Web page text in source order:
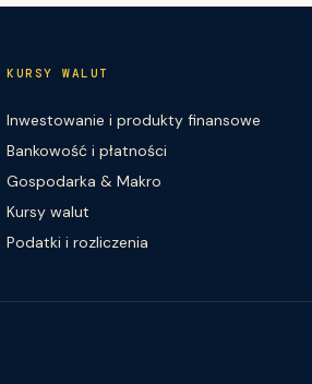
KURSY WALUT
Inwestowanie i produkty finansowe
Bankowość i płatności
Gospodarka & Makro
Kursy walut
Podatki i rozliczenia